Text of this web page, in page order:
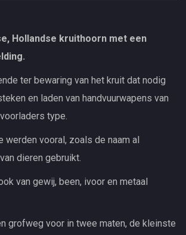
Hollandse kruithoorn met een
ter bewaring van het kruit dat nodig
en laden van handvuurwapens van
type.
werden vooral, zoals de naam al
dieren gebruikt.
van gewij, been, ivoor en metaal
grofweg voor in twee maten, de kleinste